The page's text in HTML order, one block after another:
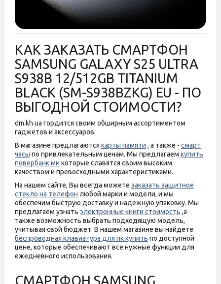
StatusSKIN Lite для
Samsung Galaxy S25 Ultra
S938 Глянцевая
Есть в наличии
250 грн
Есть в наличии
949 грн
КАК ЗАКАЗАТЬ СМАРТФОН
SAMSUNG GALAXY S25 ULTRA
S938B 12/512GB TITANIUM
BLACK (SM-S938BZKG) EU - ПО
ВЫГОДНОЙ СТОИМОСТИ?
dm.kh.ua гордится своим обширным ассортиментом
гаджетов и аксессуаров.
В магазине предлагаются карты памяти , а также - смарт
часы по привлекательным ценам. Мы предлагаем купить
повербанк ми которые славятся своим высоким
качеством и превосходными характеристиками.
На нашем сайте, Вы всегда можете заказать защитное
стекло на телефон любой марки и модели, и мы
обеспечим быструю доставку и надежную упаковку. Мы
предлагаем узнать электронные книги стоимость ,а
также возможность выбрать подходящую модель,
учитывая свой бюджет. В нашем магазине вы найдете
беспроводная клавиатура для пк купить по доступной
цене, которые обеспечивают все нужные функции для
ежедневного использования.
СМАРТФОН SAMSUNG